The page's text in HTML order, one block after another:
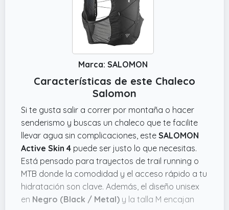
Marca: SALOMON
Características de este Chaleco
Salomon
Si te gusta salir a correr por montaña o hacer
senderismo y buscas un chaleco que te facilite
llevar agua sin complicaciones, este SALOMON
Active Skin 4 puede ser justo lo que necesitas.
Está pensado para trayectos de trail running o
MTB donde la comodidad y el acceso rápido a tu
hidratación son clave. Además, el diseño unisex
en Negro (Black / Metal) y la talla M encajan